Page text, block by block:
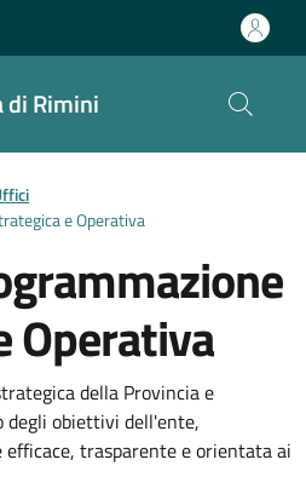
di Rimini
e Operativa
Operativa
della Provincia e
obiettivi dell'ente,
trasparente e orientata ai